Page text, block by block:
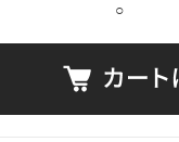
○